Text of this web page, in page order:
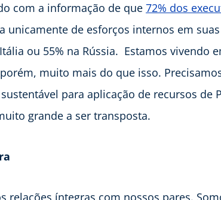
com a informação de que 72% dos
unicamente de esforços internos em
ou 55% na Rússia. Estamos vivendo
muito mais do que isso.
para aplicação de recursos de
grande a ser transposta.